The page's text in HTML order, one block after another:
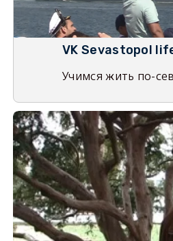
VK Sevastopol
Учимся жить по-